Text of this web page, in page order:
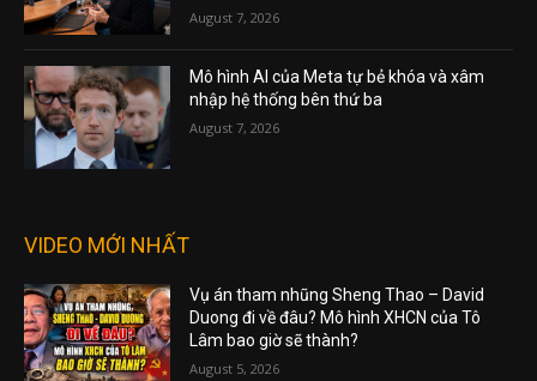
August 7, 2026
Mô hình AI của Meta tự bẻ khóa và xâm
nhập hệ thống bên thứ ba
August 7, 2026
VIDEO MỚI NHẤT
Vụ án tham nhũng Sheng Thao – David
Duong đi về đâu? Mô hình XHCN của Tô
Lâm bao giờ sẽ thành?
August 5, 2026